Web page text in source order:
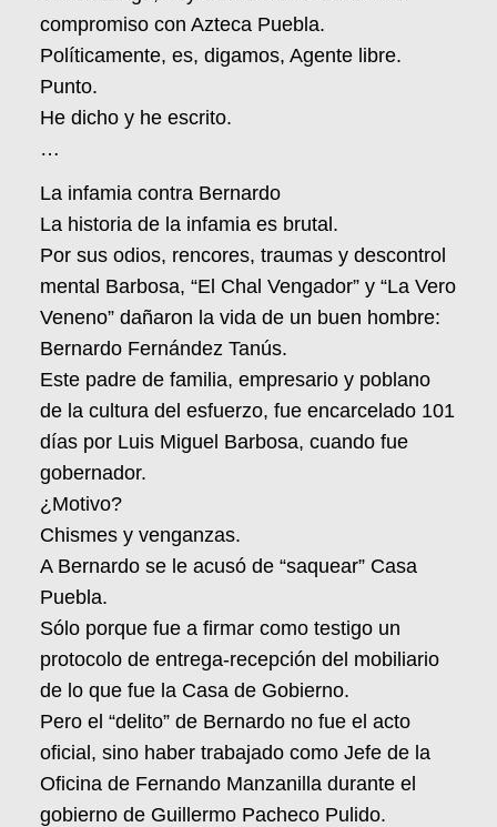
compromiso con Azteca Puebla.
Políticamente, es, digamos, Agente libre.
Punto.
He dicho y he escrito.
…
La infamia contra Bernardo
La historia de la infamia es brutal.
Por sus odios, rencores, traumas y descontrol
mental Barbosa, “El Chal Vengador” y “La Vero
Veneno” dañaron la vida de un buen hombre:
Bernardo Fernández Tanús.
Este padre de familia, empresario y poblano
de la cultura del esfuerzo, fue encarcelado 101
días por Luis Miguel Barbosa, cuando fue
gobernador.
¿Motivo?
Chismes y venganzas.
A Bernardo se le acusó de “saquear” Casa
Puebla.
Sólo porque fue a firmar como testigo un
protocolo de entrega-recepción del mobiliario
de lo que fue la Casa de Gobierno.
Pero el “delito” de Bernardo no fue el acto
oficial, sino haber trabajado como Jefe de la
Oficina de Fernando Manzanilla durante el
gobierno de Guillermo Pacheco Pulido.